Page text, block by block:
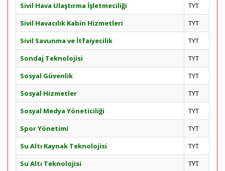
Sivil Hava Ulaştırma İşletmeciliği
TYT
Sivil Havacılık Kabin Hizmetleri
TYT
Sivil Savunma ve İtfaiyecilik
TYT
Sondaj Teknolojisi
TYT
Sosyal Güvenlik
TYT
Sosyal Hizmetler
TYT
Sosyal Medya Yöneticiliği
TYT
Spor Yönetimi
TYT
Su Altı Kaynak Teknolojisi
TYT
Su Altı Teknolojisi
TYT